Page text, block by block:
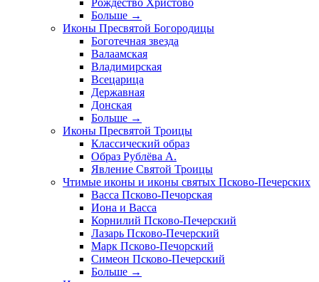
Рождество Христово
Больше →
Иконы Пресвятой Богородицы
Боготечная звезда
Валаамская
Владимирская
Всецарица
Державная
Донская
Больше →
Иконы Пресвятой Троицы
Классический образ
Образ Рублёва А.
Явление Святой Троицы
Чтимые иконы и иконы святых Псково-Печерских
Васса Псково-Печорская
Иона и Васса
Корнилий Псково-Печерский
Лазарь Псково-Печерский
Марк Псково-Печорский
Симеон Псково-Печерский
Больше →